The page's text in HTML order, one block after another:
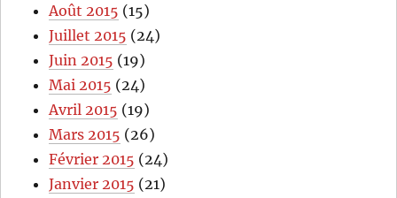
Août 2015 (15)
Juillet 2015 (24)
Juin 2015 (19)
Mai 2015 (24)
Avril 2015 (19)
Mars 2015 (26)
Février 2015 (24)
Janvier 2015 (21)